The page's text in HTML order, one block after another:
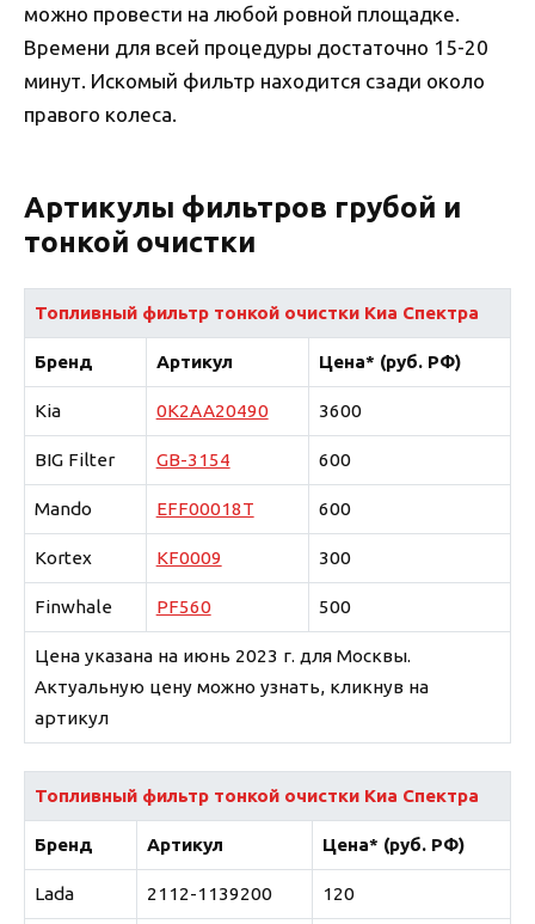
можно провести на любой ровной площадке.
Времени для всей процедуры достаточно 15-20
минут. Искомый фильтр находится сзади около
правого колеса.
Артикулы фильтров грубой и
тонкой очистки
Топливный фильтр тонкой очистки Киа Спектра
Бренд Артикул Цена* (руб. РФ)
Kia 0K2AA20490 3600
BIG Filter GB-3154 600
Mando EFF00018T 600
Kortex KF0009 300
Finwhale PF560 500
Цена указана на июнь 2023 г. для Москвы.
Актуальную цену можно узнать, кликнув на
артикул
Топливный фильтр тонкой очистки Киа Спектра
Бренд Артикул Цена* (руб. РФ)
Lada 2112-1139200 120